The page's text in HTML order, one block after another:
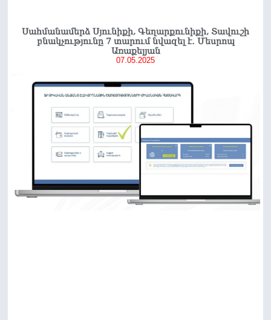
Սահմանամերձ Սյունիքի, Գեղարքունիքի, Տավուշի
բնակչությունը 7 տարում նվազել է․ Մեսրոպ
Առաքելյան
07.05.2025